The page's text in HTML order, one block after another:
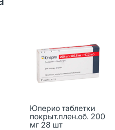
Юперио таблетки
покрыт.плен.об. 200
мг 28 шт